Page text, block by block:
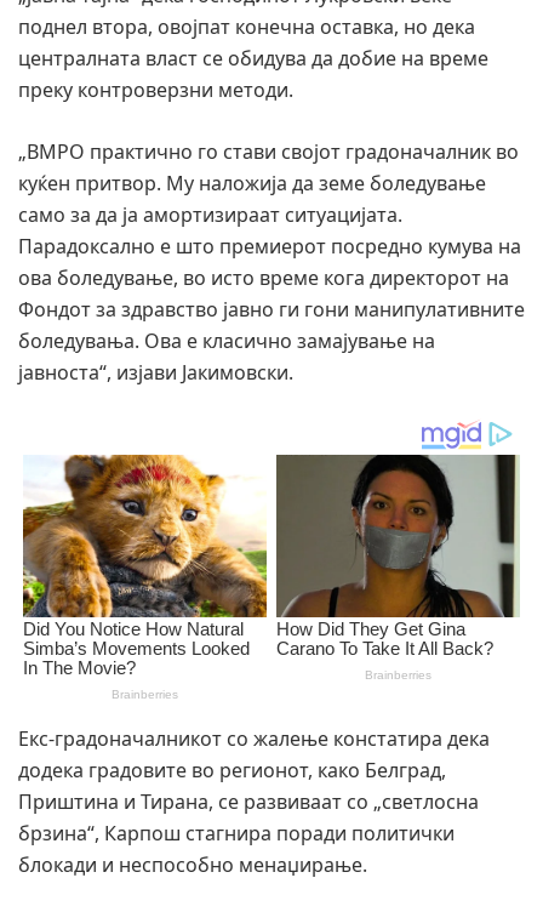
поднел втора, овојпат конечна оставка, но дека
централната власт се обидува да добие на време
преку контроверзни методи.
„ВМРО практично го стави својот градоначалник во
куќен притвор. Му наложија да земе боледување
само за да ја амортизираат ситуацијата.
Парадоксално е што премиерот посредно кумува на
ова боледување, во исто време кога директорот на
Фондот за здравство јавно ги гони манипулативните
боледувања. Ова е класично замајување на
јавноста“, изјави Јакимовски.
Екс-градоначалникот со жалење констатира дека
додека градовите во регионот, како Белград,
Приштина и Тирана, се развиваат со „светлосна
брзина“, Карпош стагнира поради политички
блокади и неспособно менаџирање.